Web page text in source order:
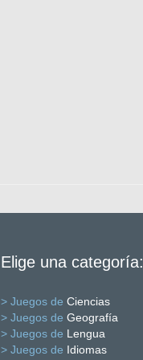
Elige una categoría:
> Juegos de Ciencias
> Juegos de Geografía
> Juegos de Lengua
> Juegos de Idiomas